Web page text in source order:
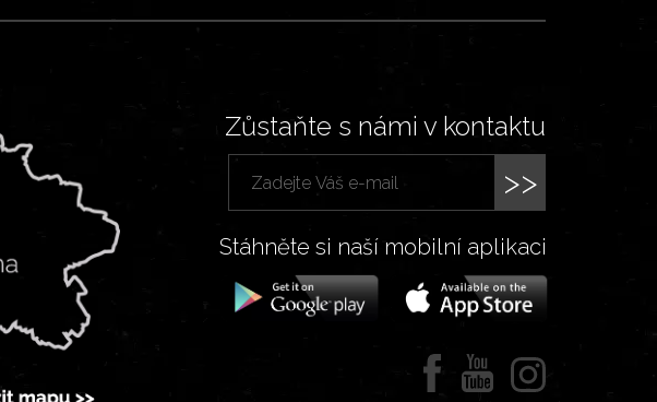
Zůstaňte s námi v kontaktu
>>
Stáhněte si naší mobilní aplikaci